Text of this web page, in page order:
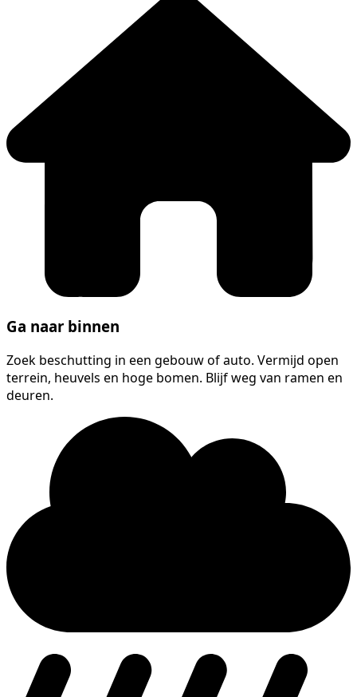
Ga naar binnen
Zoek beschutting in een gebouw of auto. Vermijd open
terrein, heuvels en hoge bomen. Blijf weg van ramen en
deuren.